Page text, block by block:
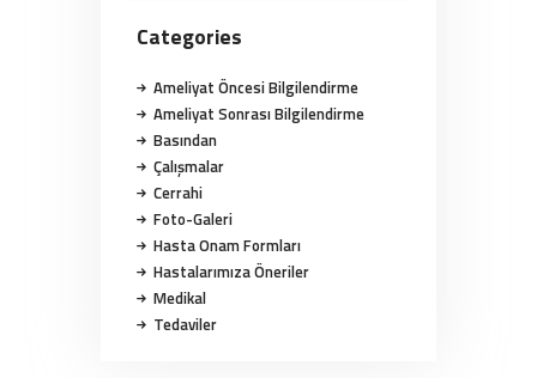
Categories
Ameliyat Öncesi Bilgilendirme
Ameliyat Sonrası Bilgilendirme
Basından
Çalışmalar
Cerrahi
Foto-Galeri
Hasta Onam Formları
Hastalarımıza Öneriler
Medikal
Tedaviler